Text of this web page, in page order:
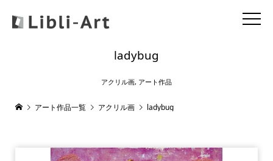
ladybug
アクリル画, アート作品
アート作品一覧 アクリル画 ladybug